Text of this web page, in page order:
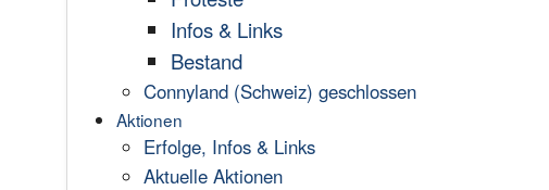
Infos & Links
Bestand
Connyland (Schweiz) geschlossen
Aktionen
Erfolge, Infos & Links
Aktuelle Aktionen